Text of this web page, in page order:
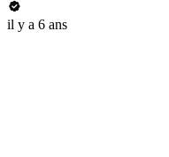
il y a 6 ans